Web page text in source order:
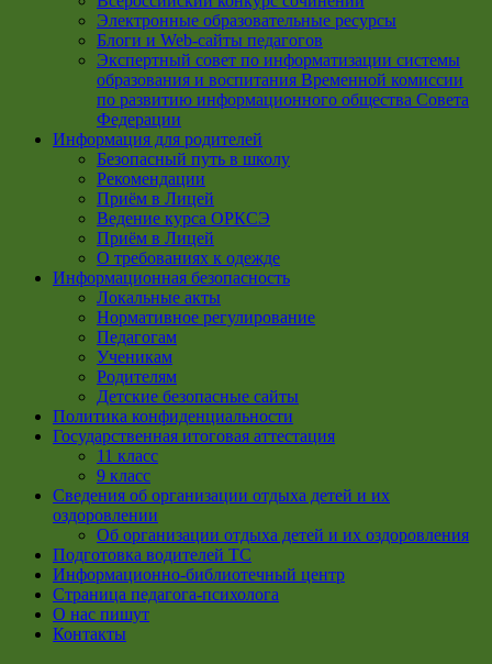
Электронные образовательные ресурсы
Блоги и Web-сайты педагогов
Экспертный совет по информатизации системы
образования и воспитания Временной комиссии
по развитию информационного общества Совета
Федерации
Информация для родителей
Безопасный путь в школу
Рекомендации
Приём в Лицей
Ведение курса ОРКСЭ
Приём в Лицей
О требованиях к одежде
Информационная безопасность
Локальные акты
Нормативное регулирование
Педагогам
Ученикам
Родителям
Детские безопасные сайты
Политика конфиденциальности
Государственная итоговая аттестация
11 класс
9 класс
Сведения об организации отдыха детей и их
оздоровлении
Об организации отдыха детей и их оздоровления
Подготовка водителей ТС
Информационно-библиотечный центр
Страница педагога-психолога
О нас пишут
Контакты